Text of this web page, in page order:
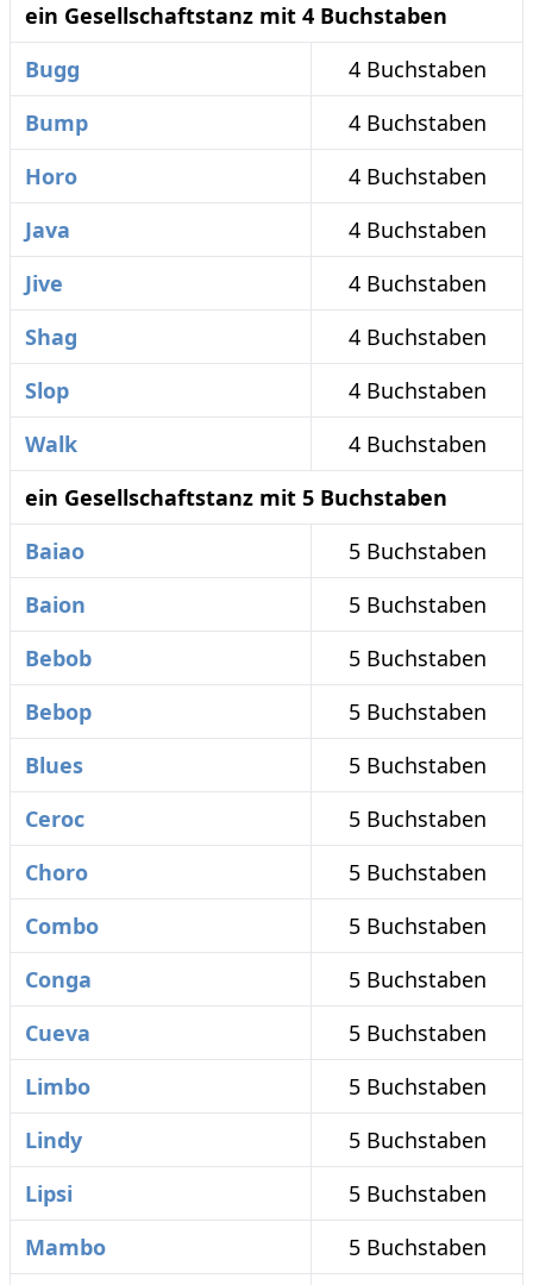
ein Gesellschaftstanz mit 4 Buchstaben
Bugg
4 Buchstaben
Bump
4 Buchstaben
Horo
4 Buchstaben
Java
4 Buchstaben
Jive
4 Buchstaben
Shag
4 Buchstaben
Slop
4 Buchstaben
Walk
4 Buchstaben
ein Gesellschaftstanz mit 5 Buchstaben
Baiao
5 Buchstaben
Baion
5 Buchstaben
Bebob
5 Buchstaben
Bebop
5 Buchstaben
Blues
5 Buchstaben
Ceroc
5 Buchstaben
Choro
5 Buchstaben
Combo
5 Buchstaben
Conga
5 Buchstaben
Cueva
5 Buchstaben
Limbo
5 Buchstaben
Lindy
5 Buchstaben
Lipsi
5 Buchstaben
Mambo
5 Buchstaben